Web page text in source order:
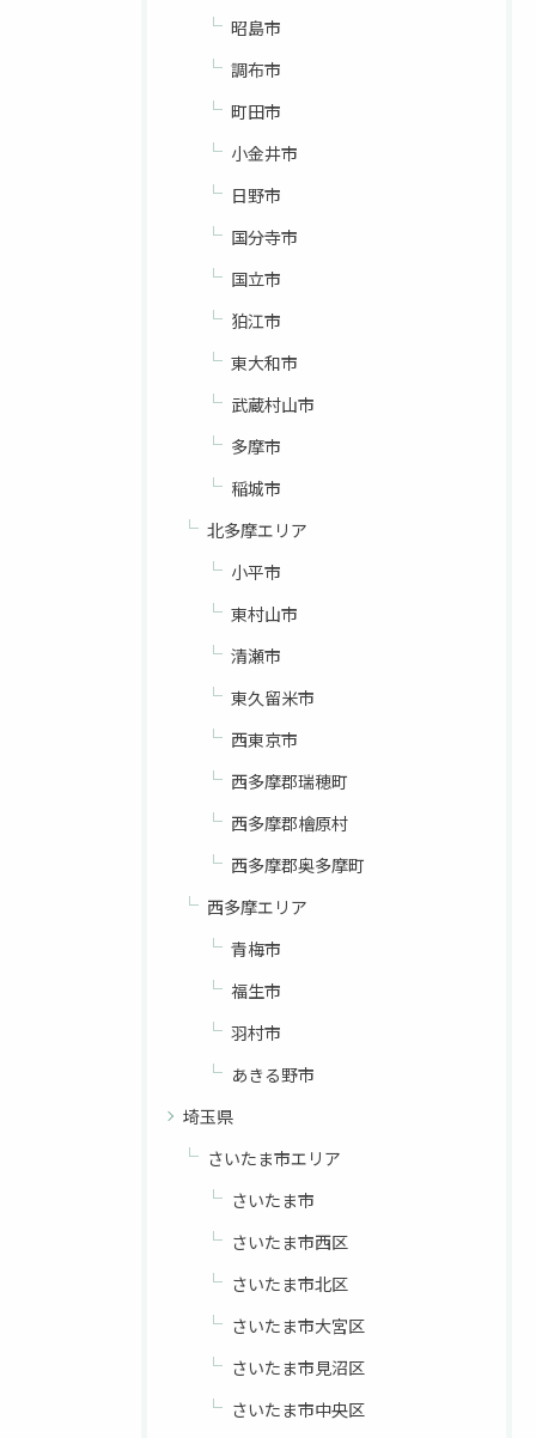
昭島市
調布市
町田市
小金井市
日野市
国分寺市
国立市
狛江市
東大和市
武蔵村山市
多摩市
稲城市
北多摩エリア
小平市
東村山市
清瀬市
東久留米市
西東京市
西多摩郡瑞穂町
西多摩郡檜原村
西多摩郡奥多摩町
西多摩エリア
青梅市
福生市
羽村市
あきる野市
埼玉県
さいたま市エリア
さいたま市
さいたま市西区
さいたま市北区
さいたま市大宮区
さいたま市見沼区
さいたま市中央区